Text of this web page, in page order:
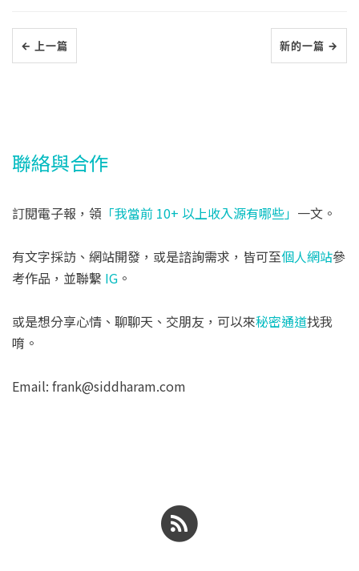
← 上一篇 新的一篇 →
聯絡與合作
訂閱電子報，領 「我當前 10+ 以上收入源有哪些」 一文。
有文字採訪、網站開發，或是諮詢需求，皆可至個人網站參
考作品，並聯繫 IG 。
或是想分享心情、聊聊天、交朋友，可以來秘密通道找我
唷。
Email: frank@siddharam.com